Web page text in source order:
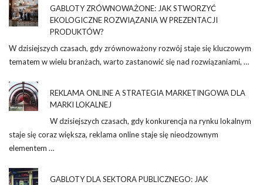
GABLOTY ZRÓWNOWAŻONE: JAK STWORZYĆ
EKOLOGICZNE ROZWIĄZANIA W PREZENTACJI
PRODUKTÓW?
W dzisiejszych czasach, gdy zrównoważony rozwój staje się kluczowym
tematem w wielu branżach, warto zastanowić się nad rozwiązaniami, …
REKLAMA ONLINE A STRATEGIA MARKETINGOWA DLA
MARKI LOKALNEJ
W dzisiejszych czasach, gdy konkurencja na rynku lokalnym
staje się coraz większa, reklama online staje się nieodzownym
elementem …
GABLOTY DLA SEKTORA PUBLICZNEGO: JAK